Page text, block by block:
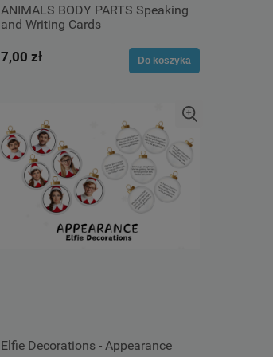
ANIMALS BODY PARTS Speaking
and Writing Cards
7,00 zł Do koszyka
Elfie Decorations - Appearance